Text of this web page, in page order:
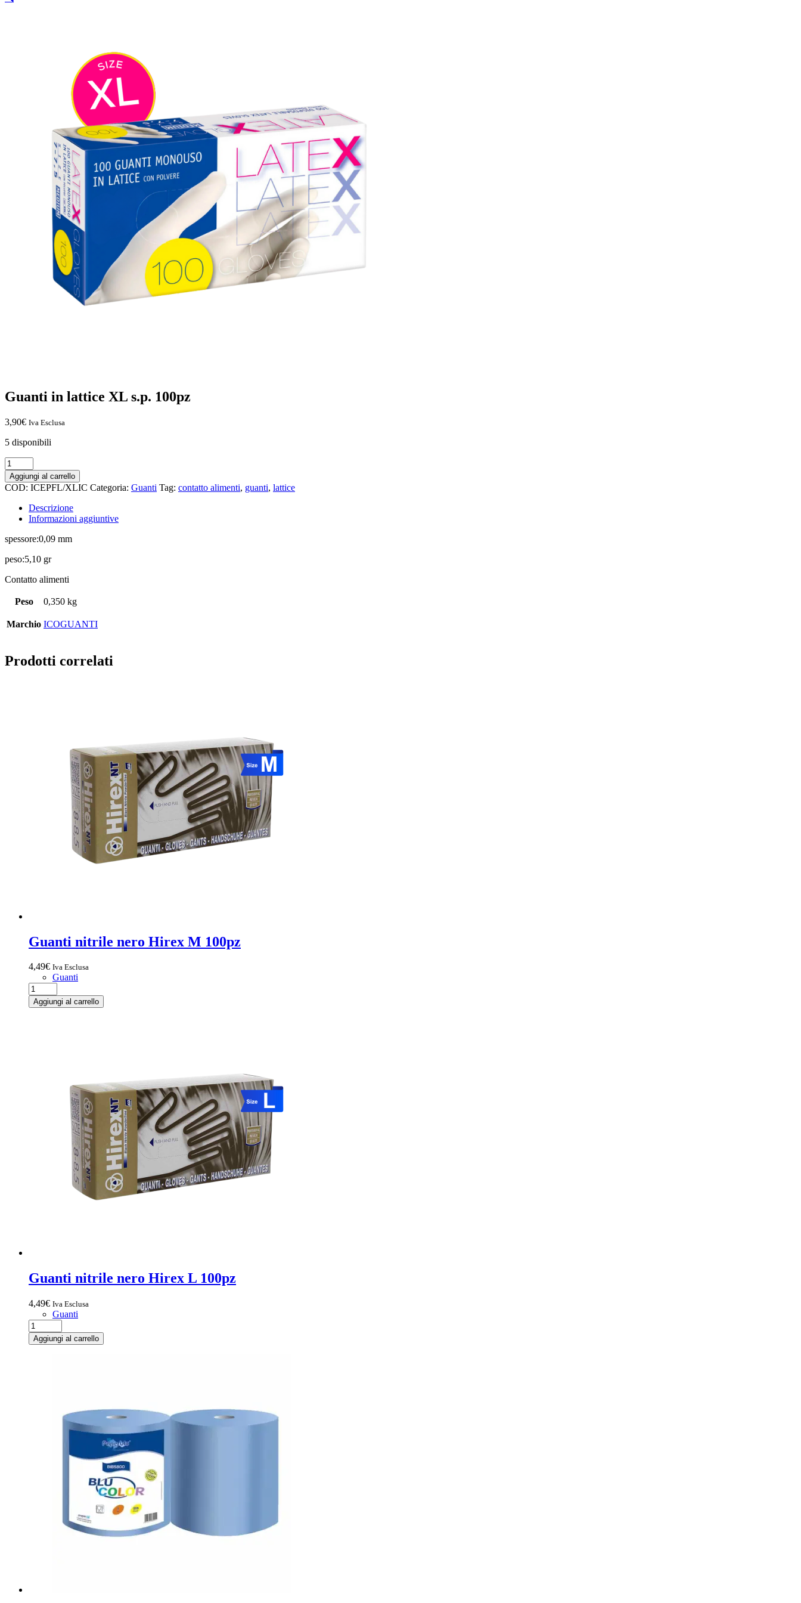
Guanti in lattice XL s.p. 100pz
3,90€ Iva Esclusa
5 disponibili
Aggiungi al carrello
COD: ICEPFL/XLIC Categoria: Guanti Tag: contatto alimenti, guanti, lattice
Descrizione
Informazioni aggiuntive
spessore:0,09 mm
peso:5,10 gr
Contatto alimenti
Peso 0,350 kg
Marchio ICOGUANTI
Prodotti correlati
Guanti nitrile nero Hirex M 100pz
4,49€ Iva Esclusa
Guanti
Aggiungi al carrello
Guanti nitrile nero Hirex L 100pz
4,49€ Iva Esclusa
Guanti
Aggiungi al carrello